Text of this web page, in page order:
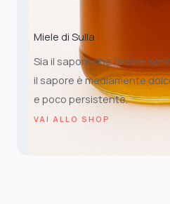
Miele di Sulla
Sia il sapore che l’odore
il sapore è mediamente
e poco persistente.
VAI ALLO SHOP